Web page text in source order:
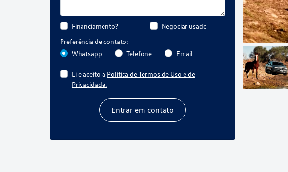
Financiamento?
Negociar usado
Preferência de contato:
Whatsapp
Telefone Email
Li e aceito a Política de Termos de Uso e de
Privacidade.
Entrar em contato